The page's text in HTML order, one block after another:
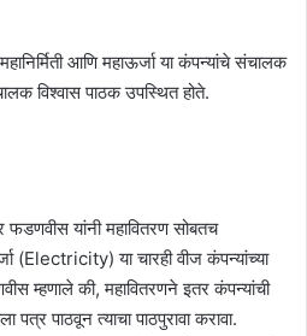
आणि महाऊर्जा या कंपन्यांचे संचालक
विश्वास पाठक उपस्थित होते.
फडणवीस यांनी महावितरण सोबतच
(Electricity) या चारही वीज कंपन्यांच्या
म्हणाले की, महावितरणने इतर कंपन्यांची
पाठवून त्याचा पाठपुरावा करावा.